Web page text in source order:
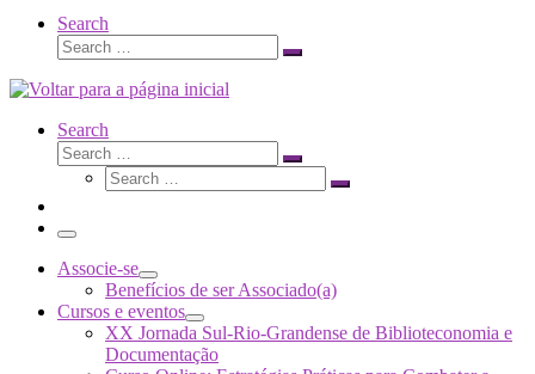
Search
Search
Search
Search
Search
Search
Search
Search
Menu
Associe-se
Benefícios de ser Associado(a)
Cursos e eventos
XX Jornada Sul-Rio-Grandense de Biblioteconomia e
Documentação